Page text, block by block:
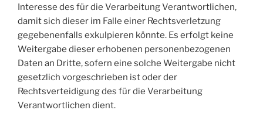
Interesse des für die Verarbeitung Verantwortlichen,
damit sich dieser im Falle einer Rechtsverletzung
gegebenenfalls exkulpieren könnte. Es erfolgt keine
Weitergabe dieser erhobenen personenbezogenen
Daten an Dritte, sofern eine solche Weitergabe nicht
gesetzlich vorgeschrieben ist oder der
Rechtsverteidigung des für die Verarbeitung
Verantwortlichen dient.